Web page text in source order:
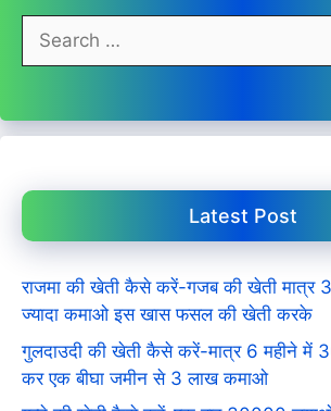
Search
for:
Latest Post
राजमा की खेती कैसे करें-गजब की खेती मात्र
ज्यादा कमाओ इस खास फसल की खेती करके
गुलदाउदी की खेती कैसे करें-मात्र 6 महीने में
कर एक बीघा जमीन से 3 लाख कमाओ